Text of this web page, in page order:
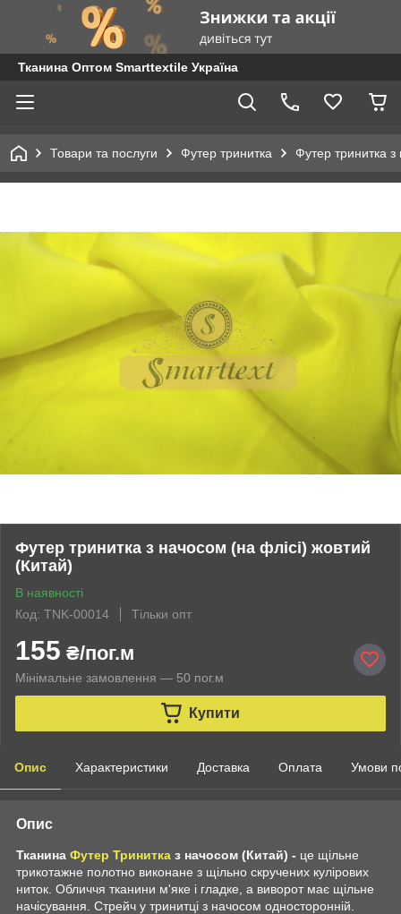
Тканина Оптом Smarttextile Україна
Товари та послуги Футер тринитка Футер тринитка з
Футер тринитка з начосом (на флісі) жовтий
(Китай)
В наявності
Код: TNK-00014
Тільки опт
155 ₴/пог.м
Мінімальне замовлення — 50 пог.м
Купити
Опис Характеристики Доставка Оплата Умови
Опис
Тканина Футер Тринитка з начосом (Китай) - це щільне
трикотажне полотно виконане з щільно скручених кулірових
ниток. Обличчя тканини м'яке і гладке, а виворот має щільне
начісування. Стрейч у тринитці з начосом односторонній.